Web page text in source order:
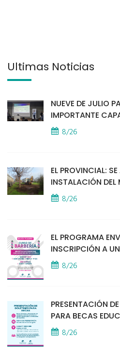
Últimas Noticias
NUEVE DE JULIO
IMPORTANTE
8/26
EL PROVINCIAL:
INSTALACIÓN
8/26
EL PROGRAMA
INSCRIPCIÓN A
8/26
PRESENTACIÓN
PARA BECAS
8/26